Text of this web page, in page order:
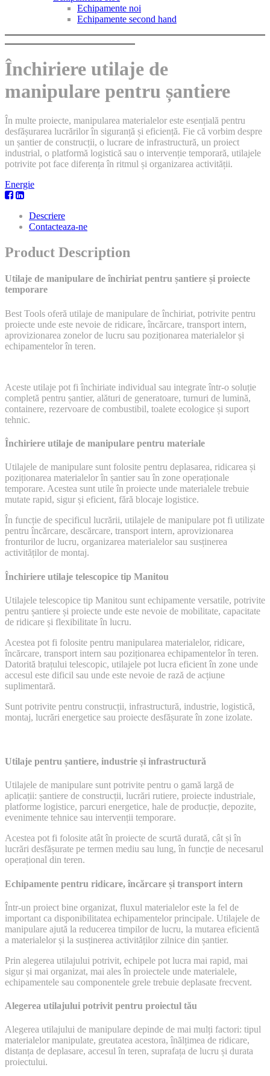
Echipamente noi
Echipamente second hand
Închiriere utilaje de
manipulare pentru șantiere
În multe proiecte, manipularea materialelor este esențială pentru
desfășurarea lucrărilor în siguranță și eficiență. Fie că vorbim despre
un șantier de construcții, o lucrare de infrastructură, un proiect
industrial, o platformă logistică sau o intervenție temporară, utilajele
potrivite pot face diferența în ritmul și organizarea activității.
Energie
Descriere
Contacteaza-ne
Product Description
Utilaje de manipulare de închiriat pentru șantiere și proiecte
temporare
Best Tools oferă utilaje de manipulare de închiriat, potrivite pentru
proiecte unde este nevoie de ridicare, încărcare, transport intern,
aprovizionarea zonelor de lucru sau poziționarea materialelor și
echipamentelor în teren.
Aceste utilaje pot fi închiriate individual sau integrate într-o soluție
completă pentru șantier, alături de generatoare, turnuri de lumină,
containere, rezervoare de combustibil, toalete ecologice și suport
tehnic.
Închiriere utilaje de manipulare pentru materiale
Utilajele de manipulare sunt folosite pentru deplasarea, ridicarea și
poziționarea materialelor în șantier sau în zone operaționale
temporare. Acestea sunt utile în proiecte unde materialele trebuie
mutate rapid, sigur și eficient, fără blocaje logistice.
În funcție de specificul lucrării, utilajele de manipulare pot fi utilizate
pentru încărcare, descărcare, transport intern, aprovizionarea
fronturilor de lucru, organizarea materialelor sau susținerea
activităților de montaj.
Închiriere utilaje telescopice tip Manitou
Utilajele telescopice tip Manitou sunt echipamente versatile, potrivite
pentru șantiere și proiecte unde este nevoie de mobilitate, capacitate
de ridicare și flexibilitate în lucru.
Acestea pot fi folosite pentru manipularea materialelor, ridicare,
încărcare, transport intern sau poziționarea echipamentelor în teren.
Datorită brațului telescopic, utilajele pot lucra eficient în zone unde
accesul este dificil sau unde este nevoie de rază de acțiune
suplimentară.
Sunt potrivite pentru construcții, infrastructură, industrie, logistică,
montaj, lucrări energetice sau proiecte desfășurate în zone izolate.
Utilaje pentru șantiere, industrie și infrastructură
Utilajele de manipulare sunt potrivite pentru o gamă largă de
aplicații: șantiere de construcții, lucrări rutiere, proiecte industriale,
platforme logistice, parcuri energetice, hale de producție, depozite,
evenimente tehnice sau intervenții temporare.
Acestea pot fi folosite atât în proiecte de scurtă durată, cât și în
lucrări desfășurate pe termen mediu sau lung, în funcție de necesarul
operațional din teren.
Echipamente pentru ridicare, încărcare și transport intern
Într-un proiect bine organizat, fluxul materialelor este la fel de
important ca disponibilitatea echipamentelor principale. Utilajele de
manipulare ajută la reducerea timpilor de lucru, la mutarea eficientă
a materialelor și la susținerea activităților zilnice din șantier.
Prin alegerea utilajului potrivit, echipele pot lucra mai rapid, mai
sigur și mai organizat, mai ales în proiectele unde materialele,
echipamentele sau componentele grele trebuie deplasate frecvent.
Alegerea utilajului potrivit pentru proiectul tău
Alegerea utilajului de manipulare depinde de mai mulți factori: tipul
materialelor manipulate, greutatea acestora, înălțimea de ridicare,
distanța de deplasare, accesul în teren, suprafața de lucru și durata
proiectului.